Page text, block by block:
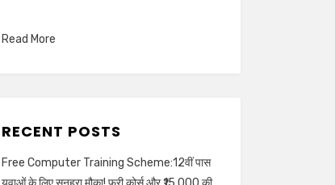
Read More
RECENT POSTS
Free Computer Training Scheme:12वीं पास